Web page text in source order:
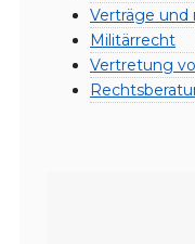
Verträge
Militärrecht
Vertretung